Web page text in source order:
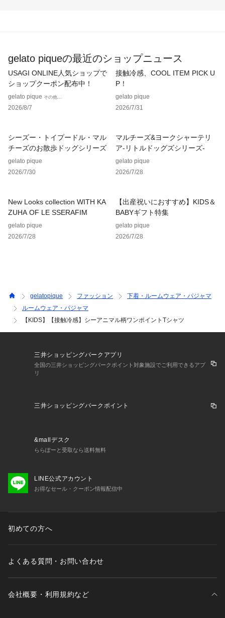
い。
商品の色味は、商品単品画像をご参照下さい。
※商品画像はサンプルのため、色味やサイズ等の仕様に変更が
gelato piqueの最近のショップニュース
USAGI ONLINE人気ショップで
ショップクーポン配布中！
gelato pique その他...
2026/8/7
接触冷感、COOL ITEM PICK U
P！
gelato pique
2026/7/31
シーズー・トイプードル・マル
チーズのお散歩ドッグシリーズ
gelato pique
2026/7/30
マルチーズ&ヨークシャーテリ
ア-リトルドッグズシリーズ-
gelato pique
2026/7/28
New Looks collection WITH KA
ZUHA OF LE SSERAFIM
gelato pique
2026/7/28
【出産祝いにおすすめ】KIDS＆
BABYギフト特集
gelato pique
2026/7/28
gelatopique ファッション
下着・ルームウェア・パジャマ
ルームウェア・パジャマ
【KIDS】【接触冷感】シーアニマル柄ワンポイントTシャツ
三井ショッピングパークアプリ
全国の三井ショッピングパークポイント対象施設でご利用できるアプ
リ
三井ショッピングパークポイント
&mallデスク
ららぽーと受取なら送料無料
LINE公式アカウント
お得なセール・クーポン情報配信中
初めての方へ
よくある質問・お問い合わせ
会社概要・利用規約など